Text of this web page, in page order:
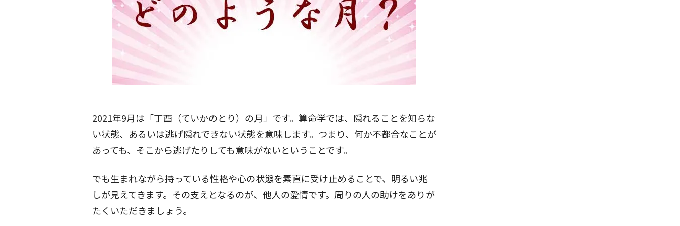
2021年9月は「丁酉（ていかのとり）の月」です。算命学では、隠れることを知らな
い状態、あるいは逃げ隠れできない状態を意味します。つまり、何か不都合なことが
あっても、そこから逃げたりしても意味がないということです。
でも生まれながら持っている性格や心の状態を素直に受け止めることで、明るい兆
しが見えてきます。その支えとなるのが、他人の愛情です。周りの人の助けをありが
たくいただきましょう。